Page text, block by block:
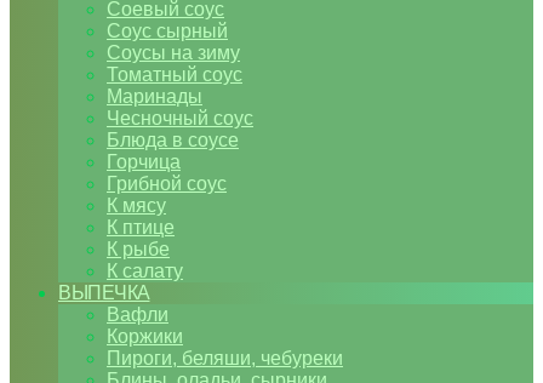
Соевый соус
Соус сырный
Соусы на зиму
Томатный соус
Маринады
Чесночный соус
Блюда в соусе
Горчица
Грибной соус
К мясу
К птице
К рыбе
К салату
ВЫПЕЧКА
Вафли
Коржики
Пироги, беляши, чебуреки